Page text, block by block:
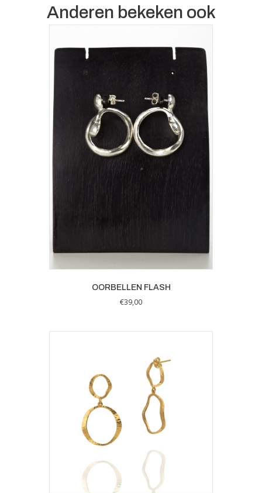
Anderen bekeken ook
OORBELLEN FLASH
€39,00